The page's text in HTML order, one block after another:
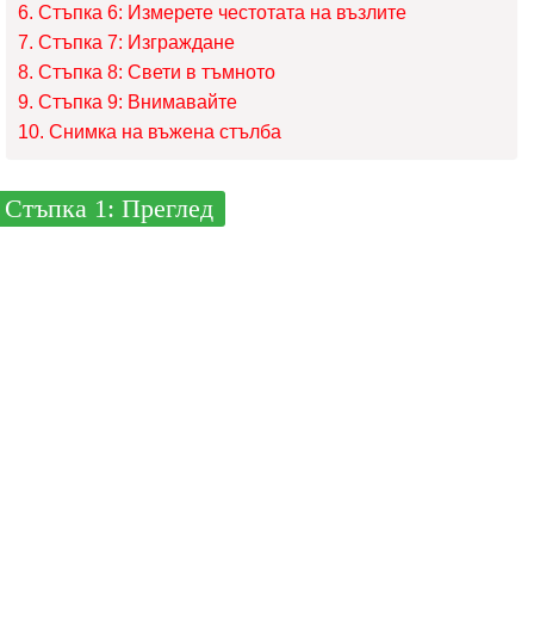
Стъпка 6: Измерете честотата на възлите
Стъпка 7: Изграждане
Стъпка 8: Свети в тъмното
Стъпка 9: Внимавайте
Снимка на въжена стълба
Стъпка 1: Преглед